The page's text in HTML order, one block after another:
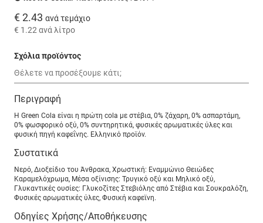
€ 2.43 ανά τεμάχιο
€ 1.22 ανά λίτρο
Σχόλια προϊόντος
Περιγραφή
H Green Cola είναι η πρώτη cola με στέβια, 0% ζάχαρη, 0% ασπαρτάμη,
0% φωσφορικό οξύ, 0% συντηρητικά, φυσικές αρωματικές ύλες και
φυσική πηγή καφεΐνης. Ελληνικό προϊόν.
Συστατικά
Νερό, Διοξείδιο του Άνθρακα, Χρωστική: Εναμμώνιο Θειώδες
Καραμελόχρωμα, Μέσα οξίνισης: Τρυγικό οξύ και Μηλικό οξύ,
Γλυκαντικές ουσίες: Γλυκοζίτες Στεβιόλης από Στέβια και Σουκραλόζη,
Φυσικές αρωματικές ύλες, Φυσική καφεϊνη.
Οδηγίες Χρήσης/Αποθήκευσης